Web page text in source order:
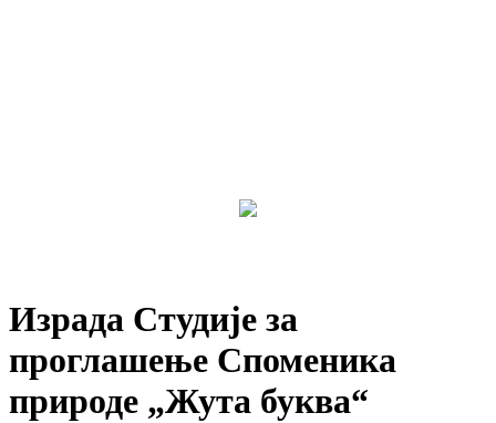
Израда Студије за
проглашење Споменика
природе „Жута буква“